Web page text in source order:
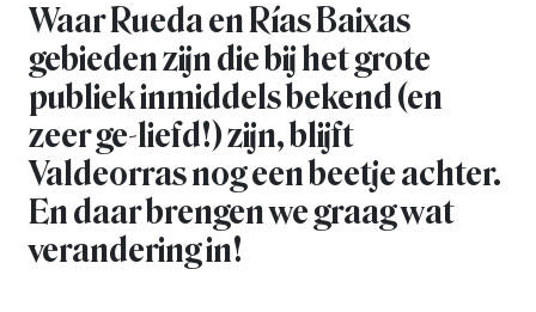
Waar Rueda en Rías Baixas
gebieden zijn die bij het grote
publiek inmiddels bekend (en
zeer ge-liefd!) zijn, blijft
Valdeorras nog een beetje achter.
En daar brengen we graag wat
verandering in!